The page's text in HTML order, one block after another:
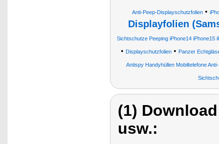
Anti-Peep-Displayschutzfolien •
Displayfolien
Sichtschutze Peeping iPhone14 iPhone15
• Displayschutzfolien• Panzer
Antispy Handyhüllen Mobiltelefone
(1)
usw.: